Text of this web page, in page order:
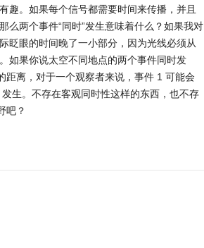
趣。如果每个信号都需要时间来传播，并且
么两个事件“同时”发生意味着什么？如果我对
眨眼的时间晚了一小部分，因为光线必须从
如果你说太空不同地点的两个事件同时发
距离，对于一个观察者来说，事件 1 可能会
生。不存在客观同时性这样的东西，也不存
吧？